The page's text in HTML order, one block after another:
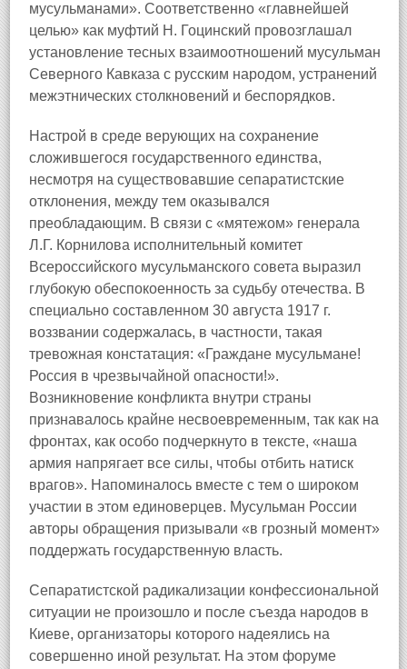
мусульманами». Соответственно «главнейшей
целью» как муфтий Н. Гоцинский провозглашал
установление тесных взаимоотношений мусульман
Северного Кавказа с русским народом, устранений
межэтнических столкновений и беспорядков.
Настрой в среде верующих на сохранение
сложившегося государственного единства,
несмотря на существовавшие сепаратистские
отклонения, между тем оказывался
преобладающим. В связи с «мятежом» генерала
Л.Г. Корнилова исполнительный комитет
Всероссийского мусульманского совета выразил
глубокую обеспокоенность за судьбу отечества. В
специально составленном 30 августа 1917 г.
воззвании содержалась, в частности, такая
тревожная констатация: «Граждане мусульмане!
Россия в чрезвычайной опасности!».
Возникновение конфликта внутри страны
признавалось крайне несвоевременным, так как на
фронтах, как особо подчеркнуто в тексте, «наша
армия напрягает все силы, чтобы отбить натиск
врагов». Напоминалось вместе с тем о широком
участии в этом единоверцев. Мусульман России
авторы обращения призывали «в грозный момент»
поддержать государственную власть.
Сепаратистской радикализации конфессиональной
ситуации не произошло и после съезда народов в
Киеве, организаторы которого надеялись на
совершенно иной результат. На этом форуме